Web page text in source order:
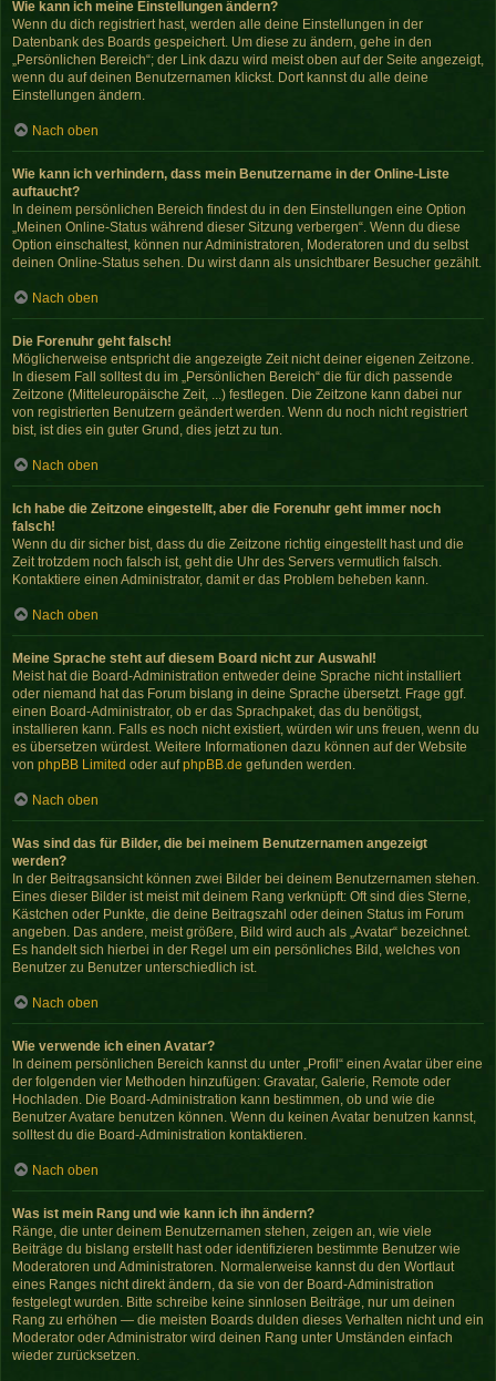
Wie kann ich meine Einstellungen ändern?
Wenn du dich registriert hast, werden alle deine Einstellungen in der
Datenbank des Boards gespeichert. Um diese zu ändern, gehe in den
„Persönlichen Bereich“; der Link dazu wird meist oben auf der Seite angezeigt,
wenn du auf deinen Benutzernamen klickst. Dort kannst du alle deine
Einstellungen ändern.
Nach oben
Wie kann ich verhindern, dass mein Benutzername in der Online-Liste
auftaucht?
In deinem persönlichen Bereich findest du in den Einstellungen eine Option
„Meinen Online-Status während dieser Sitzung verbergen“. Wenn du diese
Option einschaltest, können nur Administratoren, Moderatoren und du selbst
deinen Online-Status sehen. Du wirst dann als unsichtbarer Besucher gezählt.
Nach oben
Die Forenuhr geht falsch!
Möglicherweise entspricht die angezeigte Zeit nicht deiner eigenen Zeitzone.
In diesem Fall solltest du im „Persönlichen Bereich“ die für dich passende
Zeitzone (Mitteleuropäische Zeit, ...) festlegen. Die Zeitzone kann dabei nur
von registrierten Benutzern geändert werden. Wenn du noch nicht registriert
bist, ist dies ein guter Grund, dies jetzt zu tun.
Nach oben
Ich habe die Zeitzone eingestellt, aber die Forenuhr geht immer noch
falsch!
Wenn du dir sicher bist, dass du die Zeitzone richtig eingestellt hast und die
Zeit trotzdem noch falsch ist, geht die Uhr des Servers vermutlich falsch.
Kontaktiere einen Administrator, damit er das Problem beheben kann.
Nach oben
Meine Sprache steht auf diesem Board nicht zur Auswahl!
Meist hat die Board-Administration entweder deine Sprache nicht installiert
oder niemand hat das Forum bislang in deine Sprache übersetzt. Frage ggf.
einen Board-Administrator, ob er das Sprachpaket, das du benötigst,
installieren kann. Falls es noch nicht existiert, würden wir uns freuen, wenn du
es übersetzen würdest. Weitere Informationen dazu können auf der Website
von phpBB Limited oder aufphpBB.de gefunden werden.
Nach oben
Was sind das für Bilder, die bei meinem Benutzernamen angezeigt
werden?
In der Beitragsansicht können zwei Bilder bei deinem Benutzernamen stehen.
Eines dieser Bilder ist meist mit deinem Rang verknüpft: Oft sind dies Sterne,
Kästchen oder Punkte, die deine Beitragszahl oder deinen Status im Forum
angeben. Das andere, meist größere, Bild wird auch als „Avatar“ bezeichnet.
Es handelt sich hierbei in der Regel um ein persönliches Bild, welches von
Benutzer zu Benutzer unterschiedlich ist.
Nach oben
Wie verwende ich einen Avatar?
In deinem persönlichen Bereich kannst du unter „Profil“ einen Avatar über eine
der folgenden vier Methoden hinzufügen: Gravatar, Galerie, Remote oder
Hochladen. Die Board-Administration kann bestimmen, ob und wie die
Benutzer Avatare benutzen können. Wenn du keinen Avatar benutzen kannst,
solltest du die Board-Administration kontaktieren.
Nach oben
Was ist mein Rang und wie kann ich ihn ändern?
Ränge, die unter deinem Benutzernamen stehen, zeigen an, wie viele
Beiträge du bislang erstellt hast oder identifizieren bestimmte Benutzer wie
Moderatoren und Administratoren. Normalerweise kannst du den Wortlaut
eines Ranges nicht direkt ändern, da sie von der Board-Administration
festgelegt wurden. Bitte schreibe keine sinnlosen Beiträge, nur um deinen
Rang zu erhöhen — die meisten Boards dulden dieses Verhalten nicht und ein
Moderator oder Administrator wird deinen Rang unter Umständen einfach
wieder zurücksetzen.